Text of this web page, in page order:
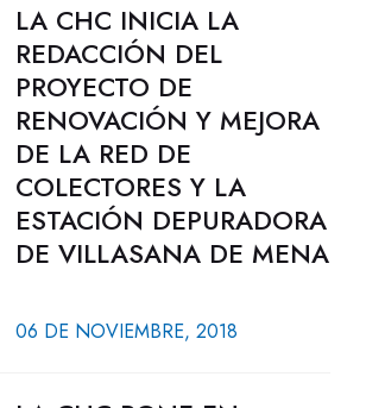
LA CHC INICIA LA
REDACCIÓN DEL
PROYECTO DE
RENOVACIÓN Y MEJORA
DE LA RED DE
COLECTORES Y LA
ESTACIÓN DEPURADORA
DE VILLASANA DE MENA
06 DE NOVIEMBRE, 2018